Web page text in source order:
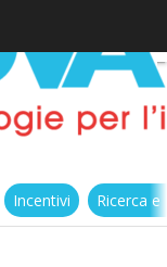
Incentivi Ricerca